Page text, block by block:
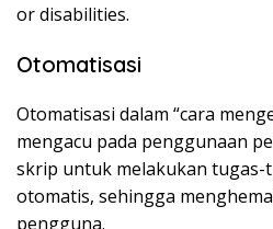
or disabilities.
Otomatisasi
Otomatisasi dalam “cara
mengacu pada penggunaan
skrip untuk melakukan tugas-
otomatis, sehingga
pengguna.